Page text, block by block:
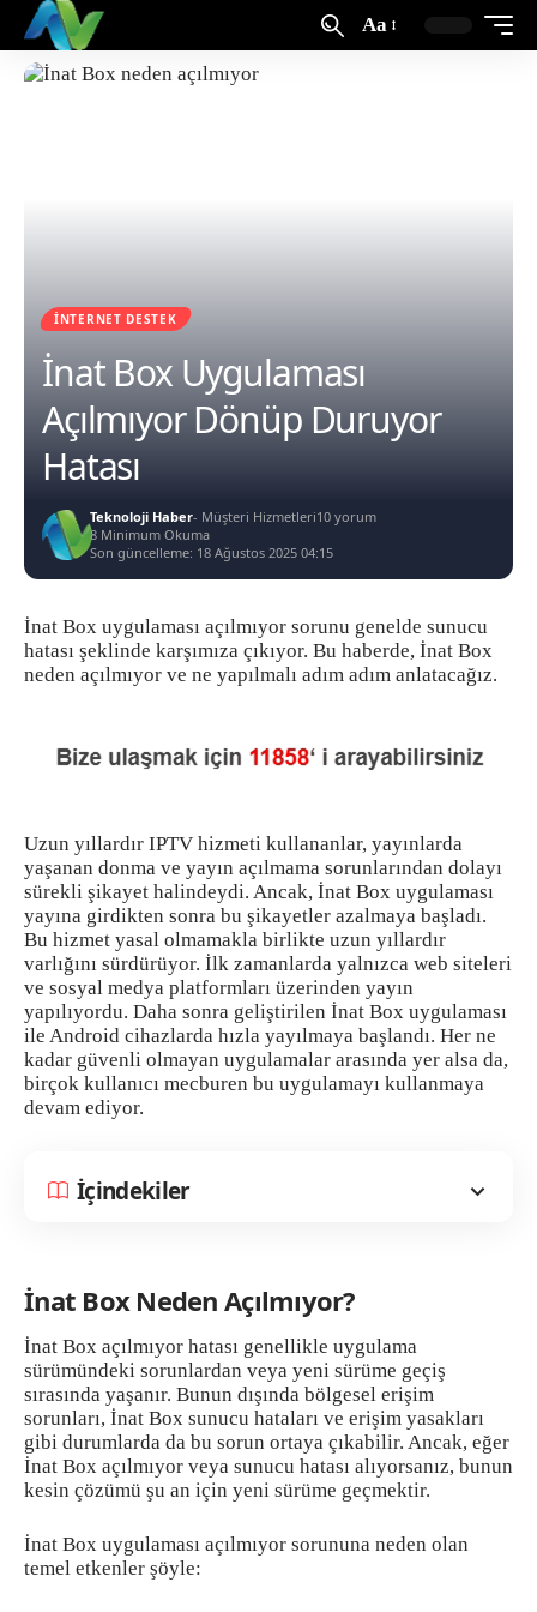
Aa
İNTERNET DESTEK
İnat Box Uygulaması
Açılmıyor Dönüp Duruyor
Hatası
Son güncelleme: 18 Ağustos 2025 04:15
Teknoloji Haber- Müşteri Hizmetleri10 yorum
8 Minimum Okuma
İnat Box uygulaması açılmıyor sorunu genelde sunucu
hatası şeklinde karşımıza çıkıyor. Bu haberde, İnat Box
neden açılmıyor ve ne yapılmalı adım adım anlatacağız.
Uzun yıllardır IPTV hizmeti kullananlar, yayınlarda
yaşanan donma ve yayın açılmama sorunlarından dolayı
sürekli şikayet halindeydi. Ancak, İnat Box uygulaması
yayına girdikten sonra bu şikayetler azalmaya başladı.
Bu hizmet yasal olmamakla birlikte uzun yıllardır
varlığını sürdürüyor. İlk zamanlarda yalnızca web siteleri
ve sosyal medya platformları üzerinden yayın
yapılıyordu. Daha sonra geliştirilen İnat Box uygulaması
ile Android cihazlarda hızla yayılmaya başlandı. Her ne
kadar güvenli olmayan uygulamalar arasında yer alsa da,
birçok kullanıcı mecburen bu uygulamayı kullanmaya
devam ediyor.
İçindekiler
İnat Box Neden Açılmıyor?
İnat Box açılmıyor hatası genellikle uygulama
sürümündeki sorunlardan veya yeni sürüme geçiş
sırasında yaşanır. Bunun dışında bölgesel erişim
sorunları, İnat Box sunucu hataları ve erişim yasakları
gibi durumlarda da bu sorun ortaya çıkabilir. Ancak, eğer
İnat Box açılmıyor veya sunucu hatası alıyorsanız, bunun
kesin çözümü şu an için yeni sürüme geçmektir.
İnat Box uygulaması açılmıyor sorununa neden olan
temel etkenler şöyle: